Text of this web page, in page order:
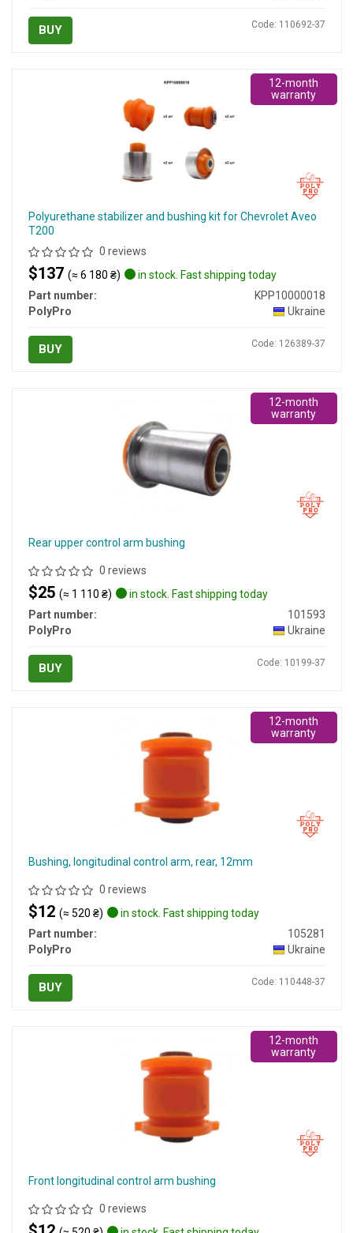
BUY Code: 110692-37
Polyurethane stabilizer and bushing kit for Chevrolet Aveo
T200
0 reviews
$137 (≈ 6 180 ₴)
in stock. Fast shipping today
Part number:
KPP10000018
PolyPro
Ukraine
BUY Code: 126389-37
12-month
warranty
Rear upper control arm bushing
0 reviews
$25 (≈ 1 110 ₴)
in stock. Fast shipping today
Part number:
101593
PolyPro
Ukraine
BUY Code: 10199-37
12-month
warranty
Bushing, longitudinal control arm, rear, 12mm
0 reviews
$12 (≈ 520 ₴)
in stock. Fast shipping today
Part number:
105281
PolyPro
Ukraine
BUY Code: 110448-37
12-month
warranty
Front longitudinal control arm bushing
0 reviews
12-month
warranty